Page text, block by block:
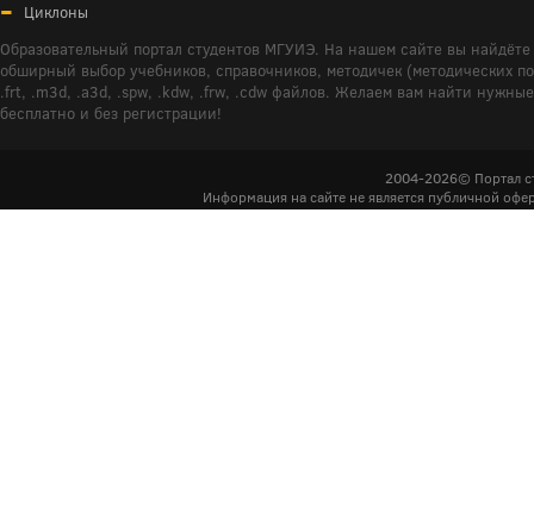
Циклоны
Образовательный портал студентов МГУИЭ. На нашем сайте вы
обширный выбор учебников, справочников, методичек (методических
.frt, .m3d, .a3d, .spw, .kdw, .frw, .cdw файлов. Желаем вам найти
бесплатно и без регистрации!
2004-2026© Портал
Информация на сайте не является публичной